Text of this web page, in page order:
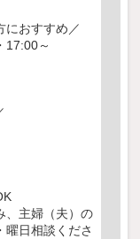
におすすめ／
17:00～
、主婦（夫）の
曜日相談くださ